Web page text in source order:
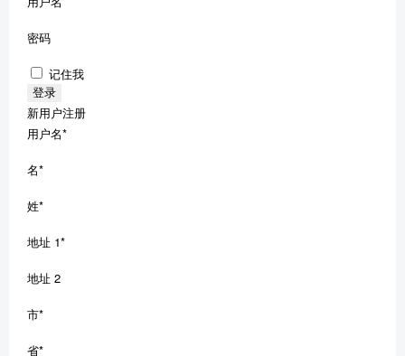
密码
记住我
新用户注册
用户名*
名*
姓*
地址 1*
地址 2
市*
省*